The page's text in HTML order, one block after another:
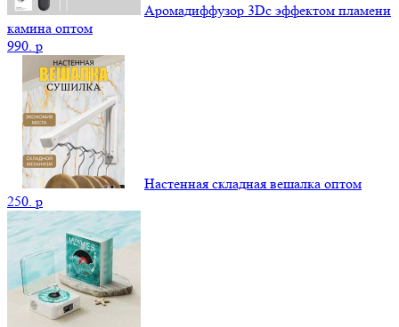
Аромадиффузор 3Dс эффектом пламени
камина оптом
990. p
Настенная складная вешалка оптом
250. p